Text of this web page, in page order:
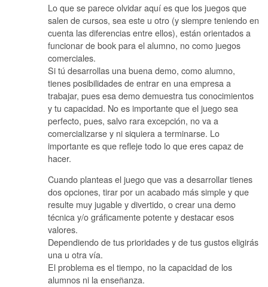
Lo que se parece olvidar aquí es que los juegos que
salen de cursos, sea este u otro (y siempre teniendo en
cuenta las diferencias entre ellos), están orientados a
funcionar de book para el alumno, no como juegos
comerciales.
Si tú desarrollas una buena demo, como alumno,
tienes posibilidades de entrar en una empresa a
trabajar, pues esa demo demuestra tus conocimientos
y tu capacidad. No es importante que el juego sea
perfecto, pues, salvo rara excepción, no va a
comercializarse y ni siquiera a terminarse. Lo
importante es que refleje todo lo que eres capaz de
hacer.
Cuando planteas el juego que vas a desarrollar tienes
dos opciones, tirar por un acabado más simple y que
resulte muy jugable y divertido, o crear una demo
técnica y/o gráficamente potente y destacar esos
valores.
Dependiendo de tus prioridades y de tus gustos eligirás
una u otra vía.
El problema es el tiempo, no la capacidad de los
alumnos ni la enseñanza.